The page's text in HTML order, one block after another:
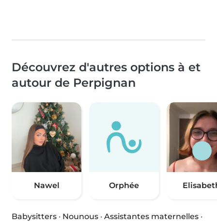
Découvrez d'autres options à et
autour de Perpignan
Nawel Orphée
Babysitters · Nounous · Assistantes maternelles ·